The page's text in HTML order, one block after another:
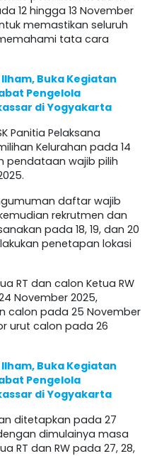
12 hingga 13 November
memastikan seluruh
tata cara
Buka Kegiatan
Pengelola
di Yogyakarta
Panitia Pelaksana
Kelurahan pada 14
pendataan wajib pilih
daftar wajib
rekrutmen dan
pada 18, 19, dan 20
penetapan lokasi
RT dan calon Ketua RW
November 2025,
calon pada 25 November
urut calon pada 26
Buka Kegiatan
Pengelola
di Yogyakarta
ditetapkan pada 27
dimulainya masa
RT dan RW pada 27, 28,